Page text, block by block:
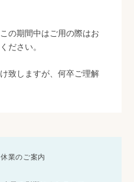
の期間中はご用の際はお
ださい。
致しますが、何卒ご理解
業のご案内